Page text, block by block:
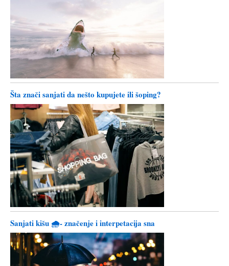
Šta znači sanjati da nešto kupujete ili šoping?
Sanjati kišu 🌧️- značenje i interpetacija sna